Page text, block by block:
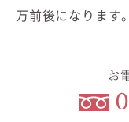
むぎくらについて
万前後になります。
お